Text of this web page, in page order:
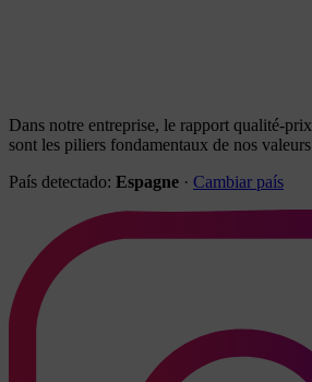
Dans notre entreprise, le rapport qualité-
sont les piliers fondamentaux de nos
País detectado: Espagne · Cambiar país